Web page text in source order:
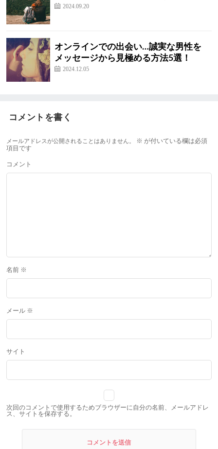
2024.09.20
オンラインでの出会い…誠実な男性を
メッセージから見極める方法5選！
2024.12.05
コメントを書く
メールアドレスが公開されることはありません。 ※ が付いている欄は必須
項目です
コメント
名前 ※
メール ※
サイト
次回のコメントで使用するためブラウザーに自分の名前、メールアドレ
ス、サイトを保存する。